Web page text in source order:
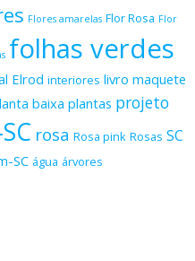
Flores amarelas Flor Rosa Flor
folhas verdes
Elrod interiores livro maquete
baixa plantas projeto
rosa Rosa pink Rosas SC
SC água árvores